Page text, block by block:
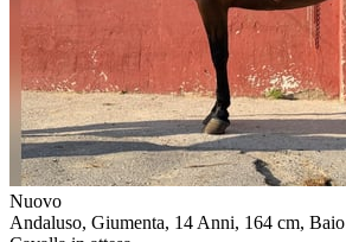
Nuovo
Andaluso, Giumenta, 14 Anni, 164 cm, Baio